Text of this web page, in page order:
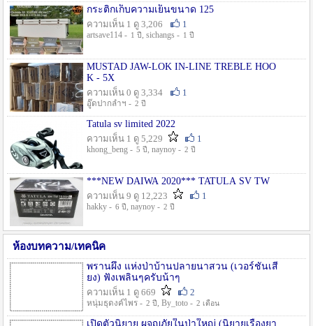
กระติกเก็บความเย็นขนาด 125
ความเห็น 1 ดู 3,206
1
artsave114 - 1 ปี , sichangs - 1 ปี
MUSTAD JAW-LOK IN-LINE TREBLE HOO
K - 5X
ความเห็น 0 ดู 3,334
1
อู๊ดปากลำฯ - 2 ปี
Tatula sv limited 2022
ความเห็น 1 ดู 5,229
1
khong_beng - 5 ปี , naynoy - 2 ปี
***NEW DAIWA 2020*** TATULA SV TW
ความเห็น 9 ดู 12,223
1
hakky - 6 ปี , naynoy - 2 ปี
ห้องบทความ/เทคนิค
พรานผึ้ง แห่งป่าบ้านปลายนาสวน (เวอร์ชั่นเสี
ยง) ฟังเพลินๆครับน้าๆ
ความเห็น 1 ดู 669
2
หนุ่มธุดงค์ไพร - 2 ปี , By_toto - 2 เดือน
เปิดตัวนิยาย ผจญภัยในป่าใหญ่ (นิยายเรื่องยา